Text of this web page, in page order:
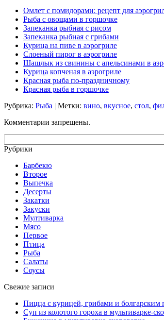
Омлет с помидорами: рецепт для
Рыба с овощами в горшочке
Запеканка рыбная с рисом
Запеканка рыбная с грибами
Курица на пиве в аэрогриле
Слоеный пирог в аэрогриле
Шашлык из свинины с апельсинами в
Курица копченая в аэрогриле
Красная рыба по-праздничному
Красная рыба в горшочке
Рубрика: Рыба | Метки: вино, вкусное, стол,
Комментарии запрещены.
Рубрики
Барбекю
Второе
Выпечка
Десерты
Закатки
Закуски
Мултиварка
Мясо
Первое
Птица
Рыба
Салаты
Соусы
Свежие записи
Пицца с курицей, грибами и болгарским
Суп из колотого гороха в мультиварке-